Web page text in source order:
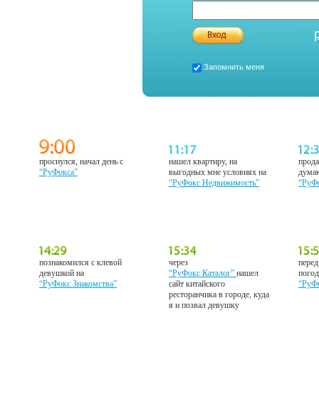
Запомнить меня
проснулся, начал день с
“РуФокса”
нашел квартиру, на
выгодных мне условиях на
“РуФокс Недвижимость”
познакомился с клевой
девушкой на
“РуФокс Знакомства”
через
“РуФокс Каталог”нашел
сайт китайского
ресторанчика в городе, куда
я и позвал девушку